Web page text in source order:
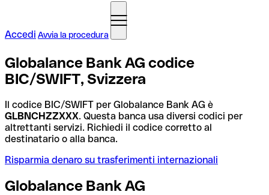
Accedi Avvia la procedura
Globalance Bank AG codice
BIC/SWIFT, Svizzera
Il codice BIC/SWIFT per Globalance Bank AG è
GLBNCHZZXXX. Questa banca usa diversi codici per
altrettanti servizi. Richiedi il codice corretto al
destinatario o alla banca.
Risparmia denaro su trasferimenti internazionali
Globalance Bank AG